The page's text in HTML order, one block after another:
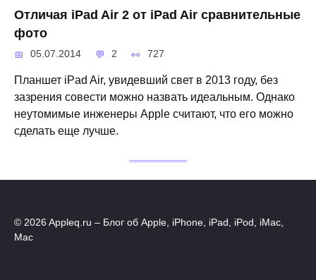
Отличая iPad Air 2 от iPad Air сравнительные
фото
05.07.2014 2 727
Планшет iPad Air, увидевший свет в 2013 году, без
зазрения совести можно назвать идеальным. Однако
неутомимые инженеры Apple считают, что его можно
сделать еще лучше.
© 2026 Appleq.ru – Блог об Apple, iPhone, iPad, iPod, iMac,
Mac